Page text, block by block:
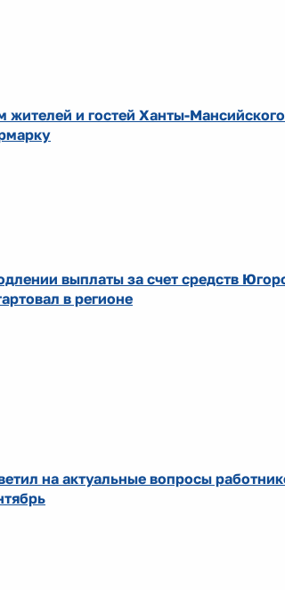
жителей и гостей Ханты-
выплаты за счет средств
в регионе
на актуальные вопросы